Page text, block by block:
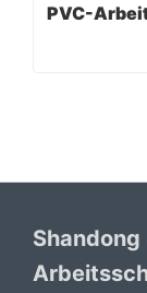
PVC-
Shandong